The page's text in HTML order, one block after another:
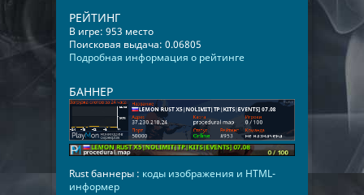
РЕЙТИНГ
В игре: 953 место
Поисковая выдача: 0.06805
Подробная информация о рейтинге
БАННЕР
Rust баннеры : коды изображения и HTML-
информер